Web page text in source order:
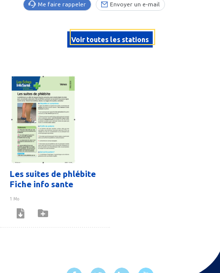
Me faire rappeler Envoyer un e-mail
Voir toutes les stations
Les suites de phlébite
Fiche info sante
1 Mo